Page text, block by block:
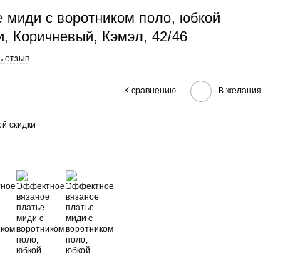
миди с воротником поло, юбкой
Коричневый, Кэмэл, 42/46
отзыв
К сравнению В желания
скидки